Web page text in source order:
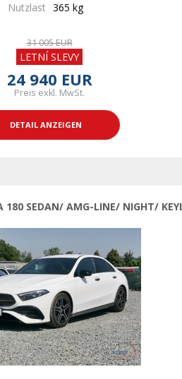
Nutzlast 365 kg
31 005 EUR
LETNÍ SLEVY
24 940 EUR
Preis exkl. MwSt.
DETAIL ANZEIGEN
SEDAN/ AMG-LINE/ NIGHT/